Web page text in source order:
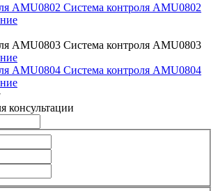
Система контроля AMU0802
Система контроля AMU0803
Система контроля AMU0804
консультации